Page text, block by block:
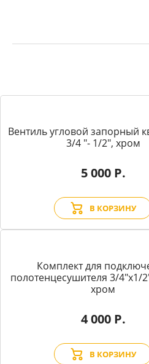
Вентиль угловой запорный
3/4 "- 1/2", хром
5 000 Р.
В КОРЗИНУ
Комплект для
полотенцесушителя 3/4"х1/
хром
4 000 Р.
В КОРЗИНУ